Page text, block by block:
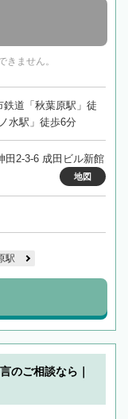
きません。
道「秋葉原駅」徒
水駅」徒歩6分
田2-3-6 成田ビル新館
地図
駅
のご相談なら｜